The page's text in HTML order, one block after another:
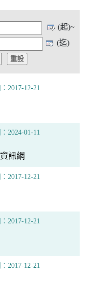
(起)~
(迄)
2017-12-21
2024-01-11
訊網
2017-12-21
2017-12-21
2017-12-21